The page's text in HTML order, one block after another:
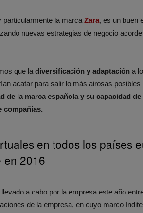
particularmente la marca Zara, es un buen
nuevas estrategias de negocio
que la diversificación y adaptación a
acatar para salir lo más airosas posibles
de la marca española y su capacidad
compañías.
en todos los países
en 2016
a cabo por la empresa este año
de la empresa, en cuyo marco